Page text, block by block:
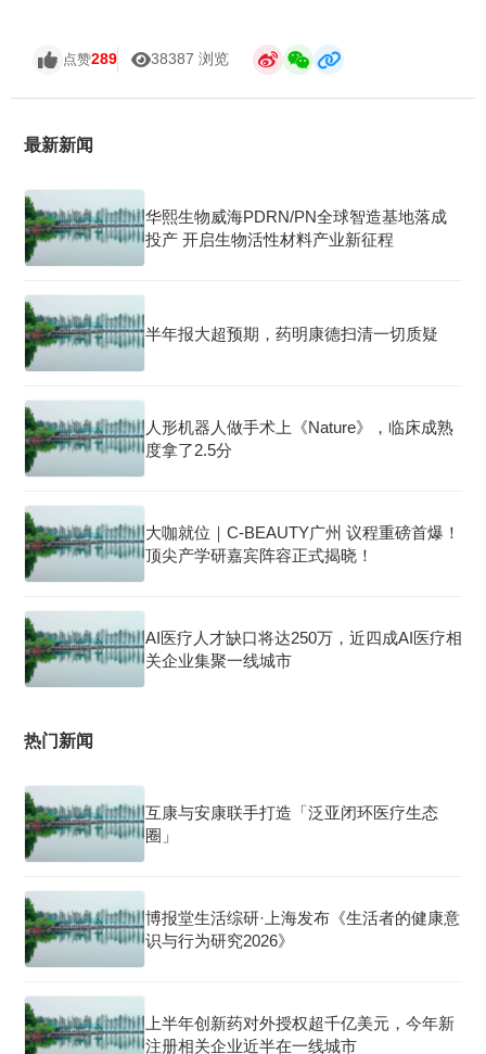
点赞289 38387 浏览
最新新闻
华熙生物威海PDRN/PN全球智造基地落成
投产 开启生物活性材料产业新征程
半年报大超预期，药明康德扫清一切质疑
人形机器人做手术上《Nature》，临床成熟
度拿了2.5分
大咖就位｜C-BEAUTY广州 议程重磅首爆！
顶尖产学研嘉宾阵容正式揭晓！
AI医疗人才缺口将达250万，近四成AI医疗相
关企业集聚一线城市
热门新闻
互康与安康联手打造「泛亚闭环医疗生态
圈」
博报堂生活综研·上海发布《生活者的健康意
识与行为研究2026》
上半年创新药对外授权超千亿美元，今年新
注册相关企业近半在一线城市